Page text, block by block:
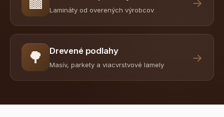
Lamináty od overených výrobcov
🌳 Drevené podlahy
Masív, parkety a viacvrstvové lamely
→